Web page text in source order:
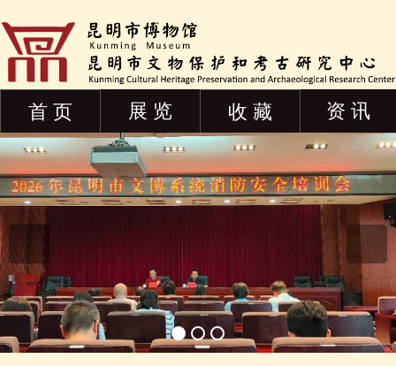
首 页 展 览 收 藏 资 讯